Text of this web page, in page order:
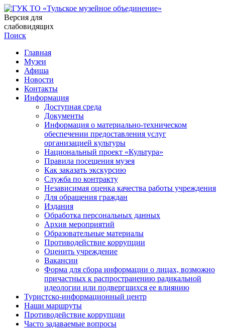
Версия для
слабовидящих
Поиск
Главная
Музеи
Афиша
Новости
Контакты
Информация
Доступная среда
Документы
Информация о материально-техническом
обеспечении предоставления услуг
организацией культуры
Национальный проект «Культура»
Правила посещения музея
Как заказать экскурсию
Служба по контракту
Независимая оценка качества работы учреждения
Для обращения граждан
Издания
Обработка персональных данных
Архив мероприятий
Образовательные материалы
Противодействие коррупции
Оценить учреждение
Вакансии
Форма для сбора информации о лицах, возможно
причастных к распространению радикальной
идеологии или подвергшихся ее влиянию
Туристско-информационный центр
Наши маршруты
Противодействие коррупции
Часто задаваемые вопросы